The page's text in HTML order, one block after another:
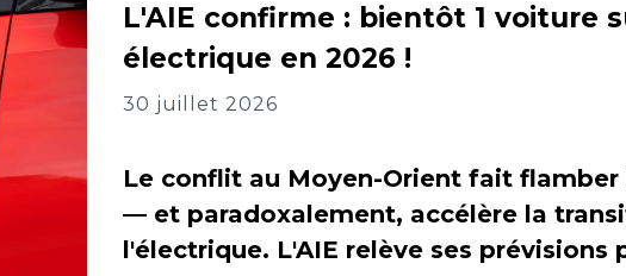
L'AIE confirme : bientôt 1 voiture
électrique en 2026 !
30 juillet 2026
Le conflit au Moyen-Orient fait flamber
— et paradoxalement, accélère la
l'électrique. L'AIE relève ses prévisions